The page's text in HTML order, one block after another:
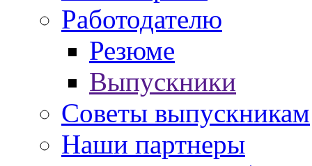
Работодателю
Резюме
Выпускники
Советы выпускникам
Наши партнеры